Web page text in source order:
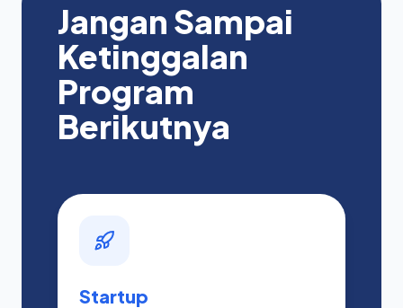
Jangan Sampai
Ketinggalan
Program
Berikutnya
Startup